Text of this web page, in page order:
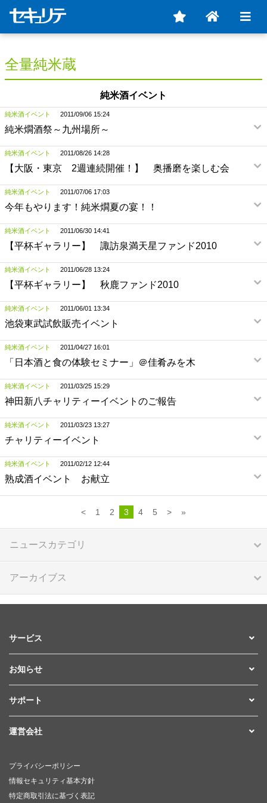
全量純米蔵
純米酒イベント
純米酒イベント 2011/09/06 15:24
純米燗酒祭～九州場所～
純米酒イベント 2011/08/26 14:28
【大阪・東京 2週連続開催！】 奥播磨を楽しむ会
純米酒イベント 2011/07/06 17:03
今年もやります！純米燗夏の宴！！
純米酒イベント 2011/06/30 14:41
【平杯ギャラリー】 諏訪泉満天星ファンド2010
純米酒イベント 2011/06/28 13:24
【平杯ギャラリー】 秋鹿ファンド2010
純米酒イベント 2011/06/01 13:34
池袋東武試飲販売イベント
純米酒イベント 2011/04/27 16:01
「日本酒と食の体験セミナー」＠佳肴みを木
純米酒イベント 2011/03/25 15:29
神田新八チャリティーイベントのご報告
純米酒イベント 2011/03/23 13:27
チャリティーイベント
純米酒イベント 2011/02/12 12:44
熟成酒イベント お献立
< 1 2 3 4 5 > »
ニュースカテゴリ
アーカイブス
サービス
お知らせ
サポート
運営会社
プライバシーポリシー
情報セキュリティ基本方針
特定商取引法に基づく表記